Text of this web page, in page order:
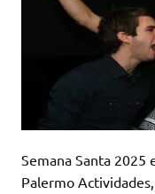
Semana Santa 2025
Palermo